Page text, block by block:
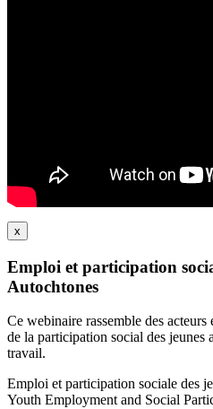
x
Emploi et participation
Autochtones
Ce webinaire rassemble des
de la participation social des jeunes
travail.
Emploi et participation sociale des
Youth Employment and Social